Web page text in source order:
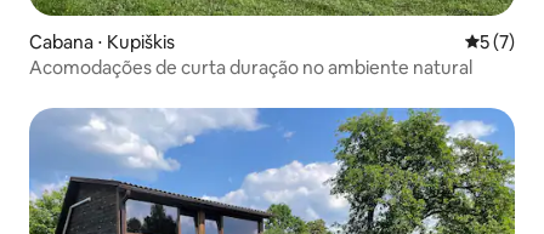
Cabana ⋅ Kupiškis 5 de
5 (7)
Acomodações de curta duração no ambiente natural